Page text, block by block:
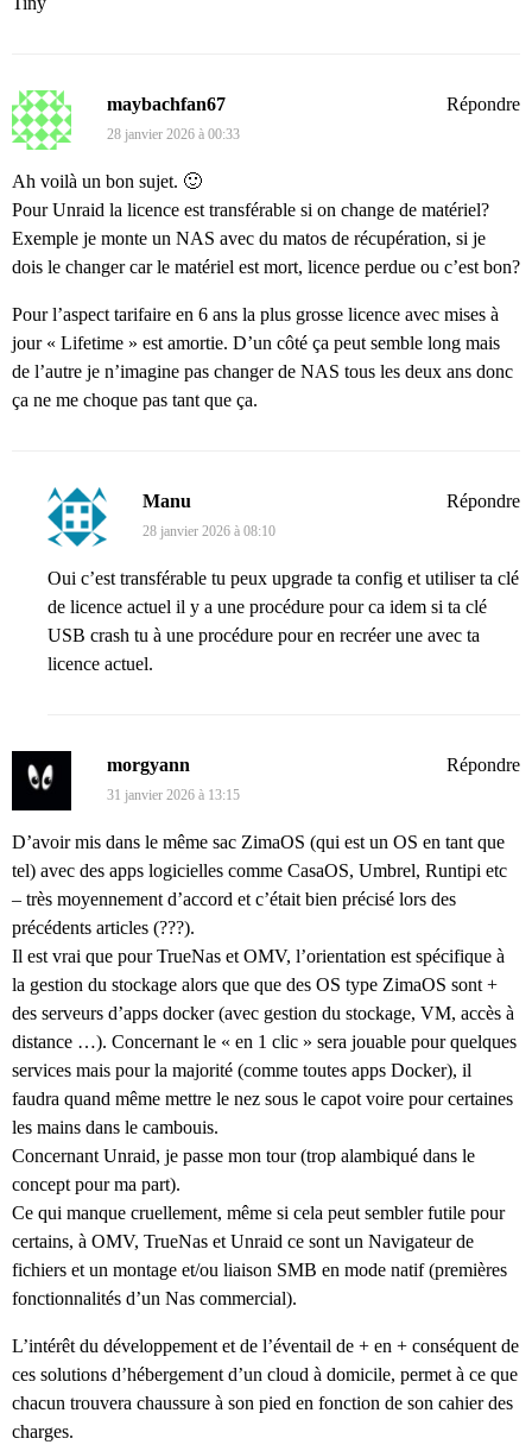
maybachfan67
28 janvier 2026 à 00:33
Ah voilà un bon sujet. 🙂
Pour Unraid la licence est transférable si on change de matériel?
Exemple je monte un NAS avec du matos de récupération, si je
dois le changer car le matériel est mort, licence perdue ou c’est bon?
Pour l’aspect tarifaire en 6 ans la plus grosse licence avec mises à
jour « Lifetime » est amortie. D’un côté ça peut semble long mais
de l’autre je n’imagine pas changer de NAS tous les deux ans donc
ça ne me choque pas tant que ça.
Répondre
Manu
28 janvier 2026 à 08:10
Oui c’est transférable tu peux upgrade ta config et utiliser ta clé
de licence actuel il y a une procédure pour ca idem si ta clé
USB crash tu à une procédure pour en recréer une avec ta
licence actuel.
Répondre
morgyann
31 janvier 2026 à 13:15
D’avoir mis dans le même sac ZimaOS (qui est un OS en tant que
tel) avec des apps logicielles comme CasaOS, Umbrel, Runtipi etc
– très moyennement d’accord et c’était bien précisé lors des
précédents articles (???).
Il est vrai que pour TrueNas et OMV, l’orientation est spécifique à
la gestion du stockage alors que que des OS type ZimaOS sont +
des serveurs d’apps docker (avec gestion du stockage, VM, accès à
distance …). Concernant le « en 1 clic » sera jouable pour quelques
services mais pour la majorité (comme toutes apps Docker), il
faudra quand même mettre le nez sous le capot voire pour certaines
les mains dans le cambouis.
Concernant Unraid, je passe mon tour (trop alambiqué dans le
concept pour ma part).
Ce qui manque cruellement, même si cela peut sembler futile pour
certains, à OMV, TrueNas et Unraid ce sont un Navigateur de
fichiers et un montage et/ou liaison SMB en mode natif (premières
fonctionnalités d’un Nas commercial).
L’intérêt du développement et de l’éventail de + en + conséquent de
ces solutions d’hébergement d’un cloud à domicile, permet à ce que
chacun trouvera chaussure à son pied en fonction de son cahier des
charges.
Répondre